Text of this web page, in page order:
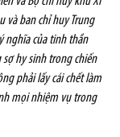
và ban chỉ huy Trung
nghĩa của tinh thần
hy sinh trong chiến
phải lấy cái chết làm
mọi nhiệm vụ trong